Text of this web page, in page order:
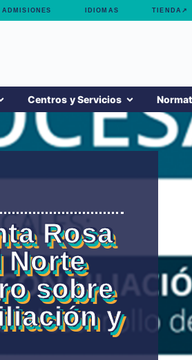
ADMISIONES IDIOMAS TIENDA↗
Centros y Servicios
Rosa
Norte
sobre
y